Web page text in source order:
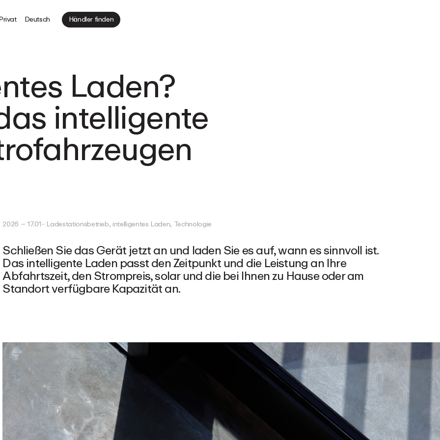
Deutsch Händler finden
Laden?
intelligente
2026 – 17.01- Ladestationsbetrieb, intelligentes Laden, Technologie
Schließen Sie das Gerät jetzt an und laden Sie es auf, wann es sinnvoll ist.
Das intelligente Laden passt den Zeitpunkt und die Leistung an Ihre
Abfahrtszeit, den Strompreis, solar und die bei Ihnen zu Hause oder am
Standort verfügbare Kapazität an.